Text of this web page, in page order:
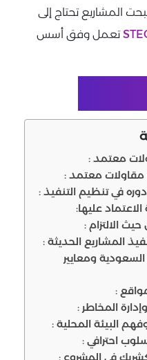
المشاريع تحتاج إلى
تعمل وفق أسس
معتمد :
مقاولات معتمد :
في تنظيم التنفيذ :
عليها:
الالتزام :
المشاريع الحديثة :
ومعايير
:
المخاطر :
البيئة المحلية :
احترافي :
في المشروع :